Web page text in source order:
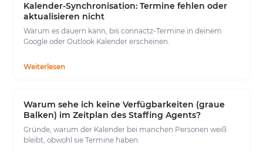
Kalender-Synchronisation: Termine fehlen oder
aktualisieren nicht
Warum es dauern kann, bis connactz-Termine in deinem
Google oder Outlook Kalender erscheinen.
Weiterlesen
Warum sehe ich keine Verfügbarkeiten (graue
Balken) im Zeitplan des Staffing Agents?
Gründe, warum der Kalender bei manchen Personen weiß
bleibt, obwohl sie Termine haben.